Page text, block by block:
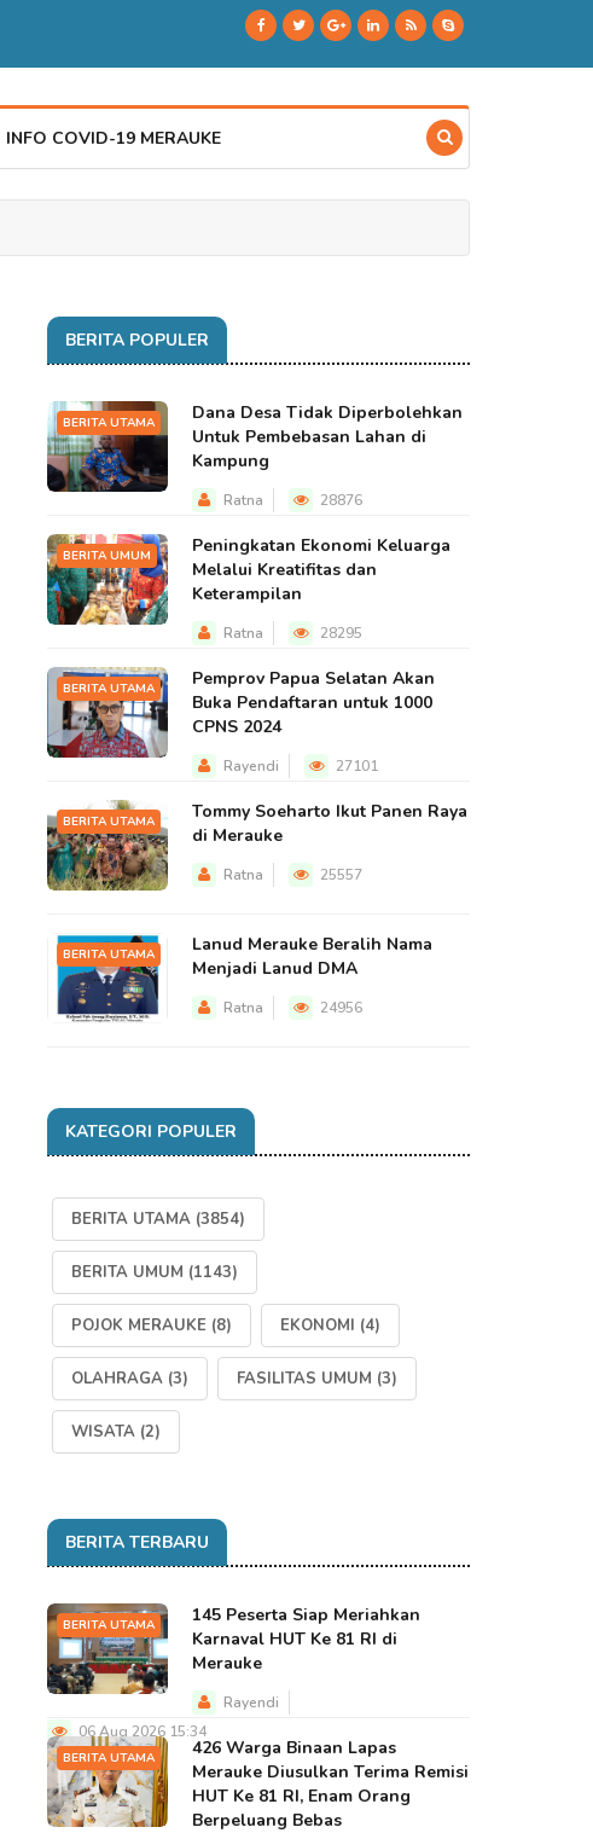
INFO COVID-19 MERAUKE
BERITA POPULER
BERITA UTAMA
Dana Desa Tidak Diperbolehkan
Untuk Pembebasan Lahan di
Kampung
Ratna 28876
BERITA UMUM
Peningkatan Ekonomi Keluarga
Melalui Kreatifitas dan
Keterampilan
Ratna 28295
BERITA UTAMA
Pemprov Papua Selatan Akan
Buka Pendaftaran untuk 1000
CPNS 2024
Rayendi 27101
BERITA UTAMA
Tommy Soeharto Ikut Panen Raya
di Merauke
Ratna 25557
BERITA UTAMA
Lanud Merauke Beralih Nama
Menjadi Lanud DMA
Ratna 24956
KATEGORI POPULER
BERITA UTAMA (3854)
BERITA UMUM (1143)
POJOK MERAUKE (8) EKONOMI (4)
OLAHRAGA (3) FASILITAS UMUM (3)
WISATA (2)
BERITA TERBARU
BERITA UTAMA
145 Peserta Siap Meriahkan
Karnaval HUT Ke 81 RI di
Merauke
Rayendi
06 Aug 2026 15:34
BERITA UTAMA
426 Warga Binaan Lapas
Merauke Diusulkan Terima Remisi
HUT Ke 81 RI, Enam Orang
Berpeluang Bebas